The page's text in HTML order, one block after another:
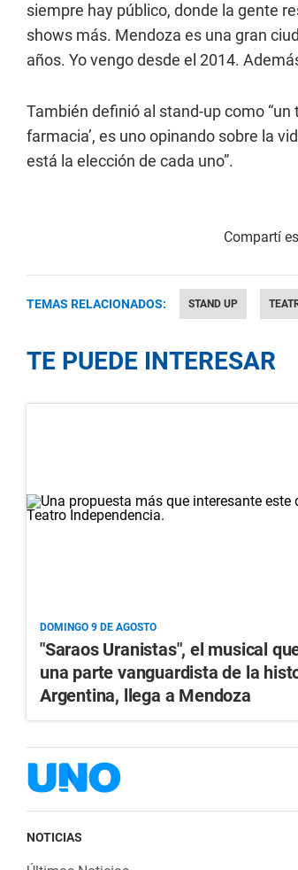
siempre hay público, donde la gente
shows más. Mendoza es una gran
años. Yo vengo desde el 2014.
También definió al stand-up como “un
farmacia’, es uno opinando sobre la
está la elección de cada uno”.
TEMAS RELACIONADOS: STAND UP
TE PUEDE INTERESAR
DOMINGO 9 DE AGOSTO
"Saraos Uranistas", el musical
una parte vanguardista de la
Argentina, llega a Mendoza
NOTICIAS